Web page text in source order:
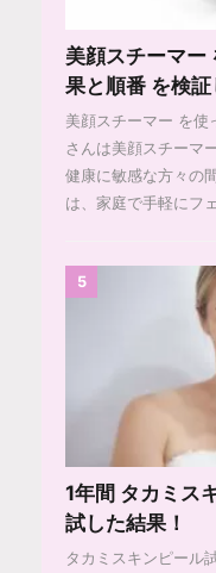
美顔スチーマー
果と順番 を検証
美顔スチーマー を
さんは美顔スチーマ
健康に敏感な方々の
は、家庭で手軽にフ
5
1年間 タカミス
試した結果！
タカミスキンピール